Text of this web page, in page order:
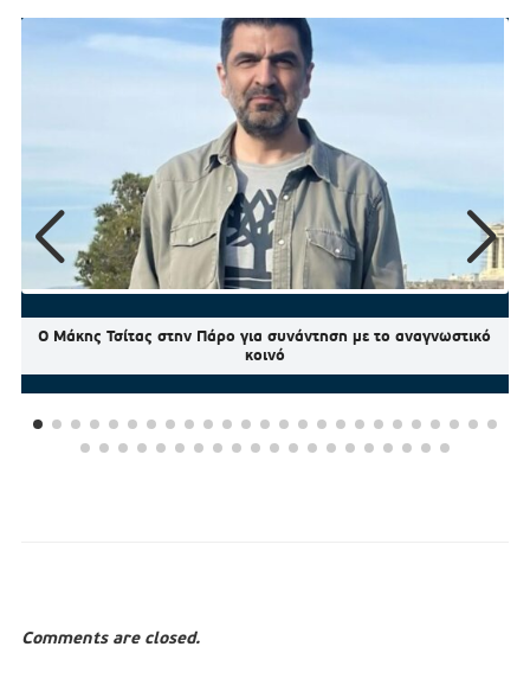
Ο Μάκης Τσίτας στην Πάρο για συνάντηση με το αναγνωστικό
κοινό
Comments are closed.